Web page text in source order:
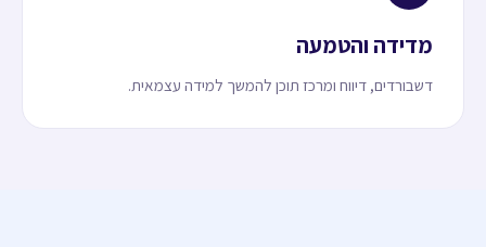
מדידה והטמעה
דשבורדים, דיווח ומרכז תוכן להמשך למידה עצמאית.